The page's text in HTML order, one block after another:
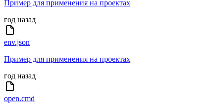
Пример для применения на проектах
год назад
env.json
Пример для применения на проектах
год назад
open.cmd